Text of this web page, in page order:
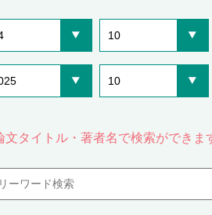
10
10
タイトル・著者名で検索ができま